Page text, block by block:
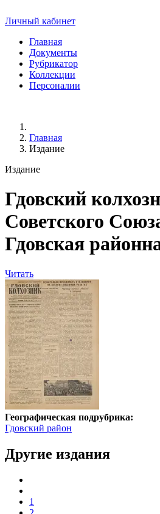
Личный кабинет
Главная
Документы
Рубрикатор
Коллекции
Персоналии
Главная
Издание
Издание
Гдовский
Советского
Гдовская
Читать
Географическая подрубрика:
Гдовский район
Другие издания
1